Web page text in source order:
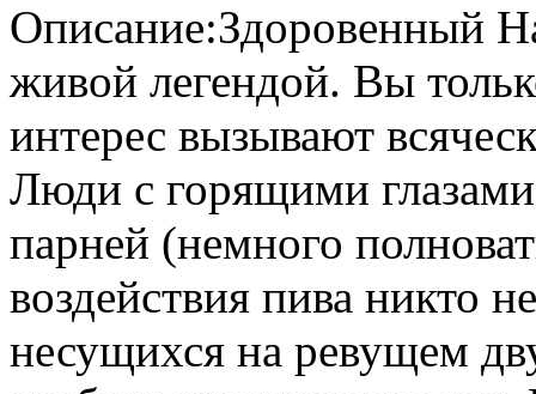
Описание:Здоровенный
живой легендой. Вы
интерес вызывают
Люди с горящими
парней (немного
воздействия пива никто
несущихся на ревущем